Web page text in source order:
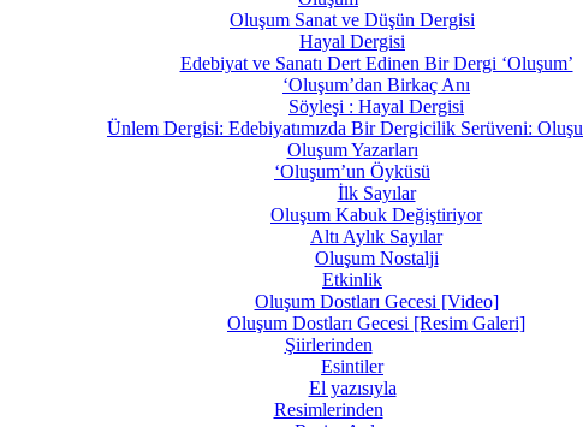
Oluşum Sanat ve Düşün Dergisi
Hayal Dergisi
Edebiyat ve Sanatı Dert Edinen Bir Dergi ‘Oluşum’
‘Oluşum’dan Birkaç Anı
Söyleşi : Hayal Dergisi
Ünlem Dergisi: Edebiyatımızda Bir Dergicilik Serüveni:
Oluşum Yazarları
‘Oluşum’un Öyküsü
İlk Sayılar
Oluşum Kabuk Değiştiriyor
Altı Aylık Sayılar
Oluşum Nostalji
Etkinlik
Oluşum Dostları Gecesi [Video]
Oluşum Dostları Gecesi [Resim Galeri]
Şiirlerinden
Esintiler
El yazısıyla
Resimlerinden